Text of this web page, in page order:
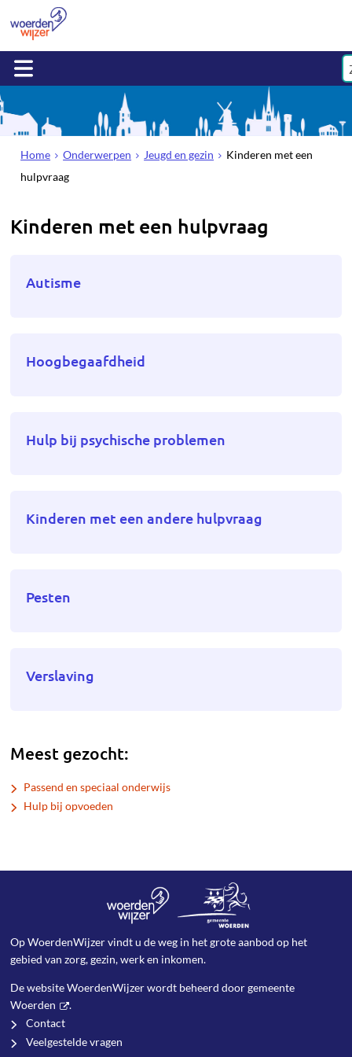
Home Onderwerpen Jeugd en gezin
Kinderen met een
hulpvraag
Kinderen met een hulpvraag
Autisme
Hoogbegaafdheid
Hulp bij psychische problemen
Kinderen met een andere hulpvraag
Pesten
Verslaving
Meest gezocht:
Passend en speciaal onderwijs
Hulp bij opvoeden
Op WoerdenWijzer vindt u de weg in het grote aanbod op het
gebied van zorg, gezin, werk en inkomen.
De website WoerdenWijzer wordt beheerd doorgemeente
Woerden
.
Contact
Veelgestelde vragen